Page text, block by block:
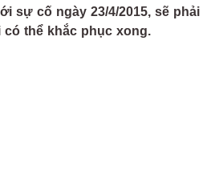
sự cố ngày 23/4/2015, sẽ phải
có thể khắc phục xong.